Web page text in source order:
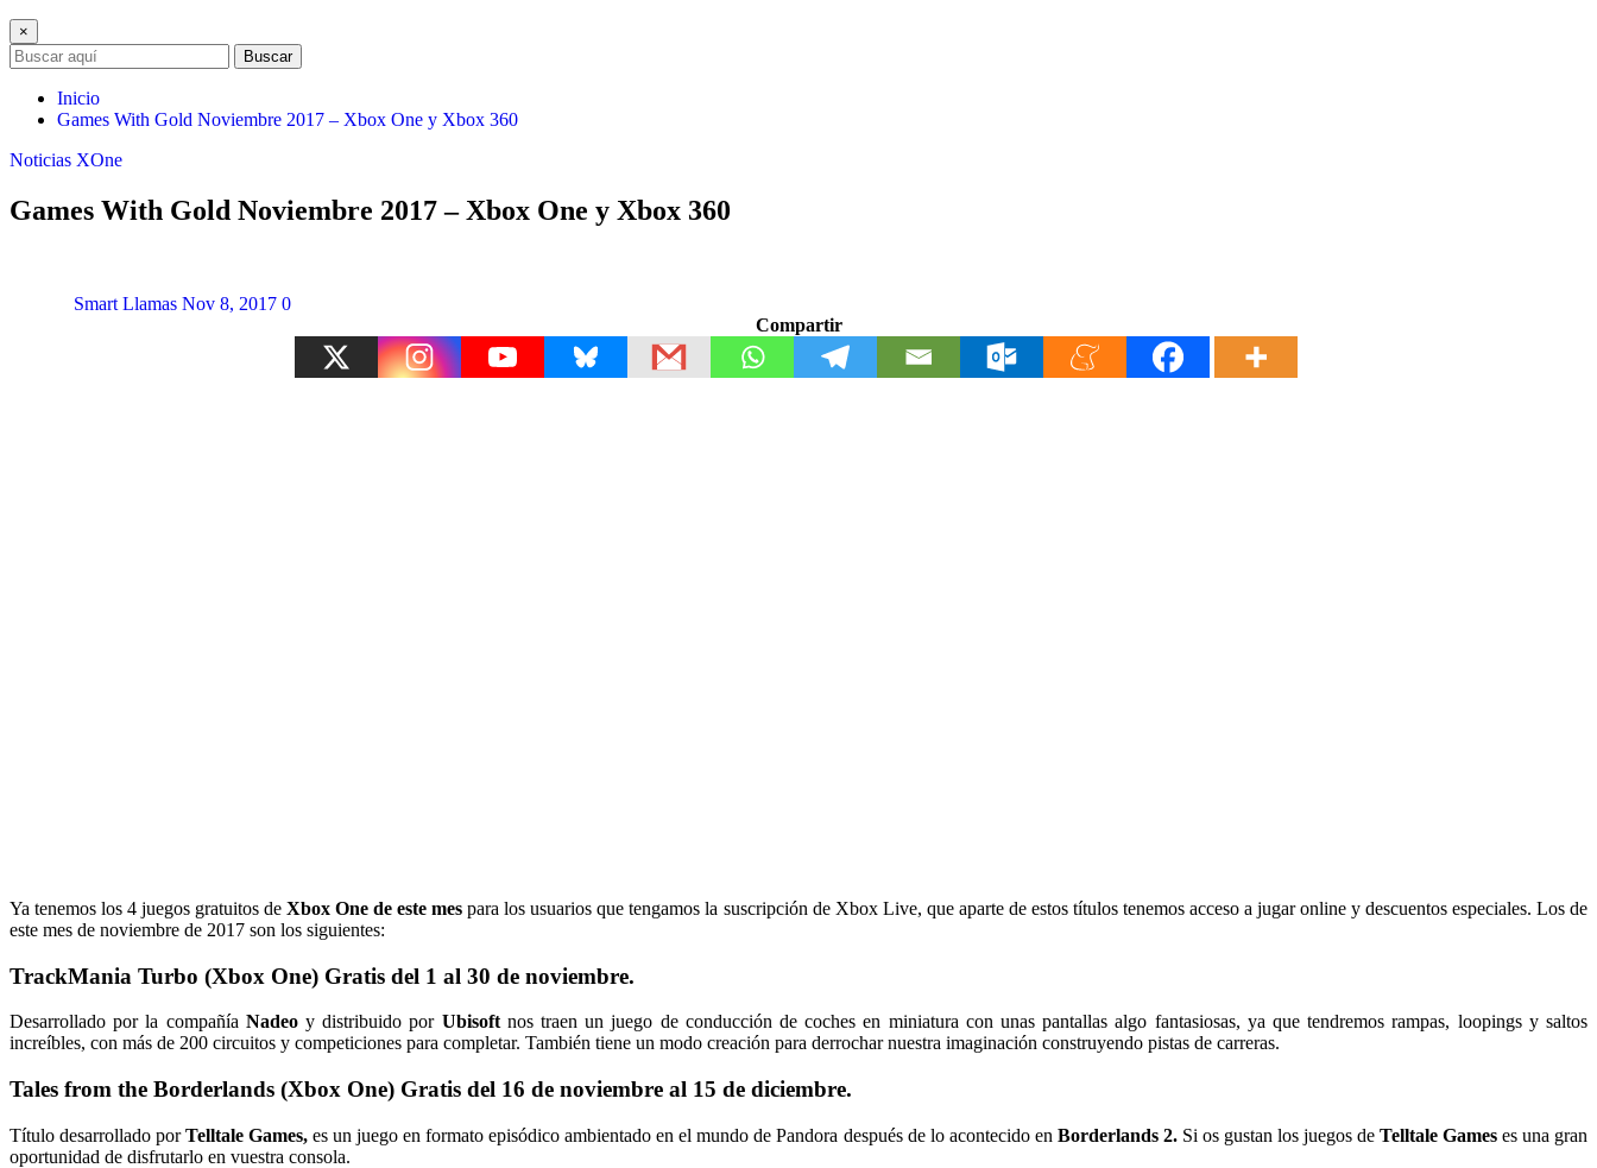
×
Buscar
Inicio
Games With Gold Noviembre 2017 – Xbox One y Xbox 360
Noticias XOne
Games With Gold Noviembre 2017 – Xbox One y Xbox 360
Smart Llamas Nov 8, 2017 0
Compartir
Ya tenemos los 4 juegos gratuitos deXbox One de este mes para los usuarios que tengamos la suscripción de Xbox Live, que aparte de estos títulos tenemos acceso a jugar online y descuentos especiales. Los de
este mes de noviembre de 2017 son los siguientes:
TrackMania Turbo (Xbox One) Gratis del 1 al 30 de noviembre.
Desarrollado por la compañía Nadeoydistribuido por Ubisoft nos traen un juego de conducción de coches en miniatura con unas pantallas algo fantasiosas, ya que tendremos rampas, loopings y saltos
increíbles, con más de 200 circuitos y competiciones para completar. También tiene un modo creación para derrochar nuestra imaginación construyendo pistas de carreras.
Tales from the Borderlands (Xbox One) Gratis del 16 de noviembre al 15 de diciembre.
Título desarrollado porTelltale Games, es un juego en formato episódico ambientado en el mundo de Pandora después de lo acontecido en Borderlands 2.Si os gustan los juegos de Telltale Gameses una gran
oportunidad de disfrutarlo en vuestra consola.